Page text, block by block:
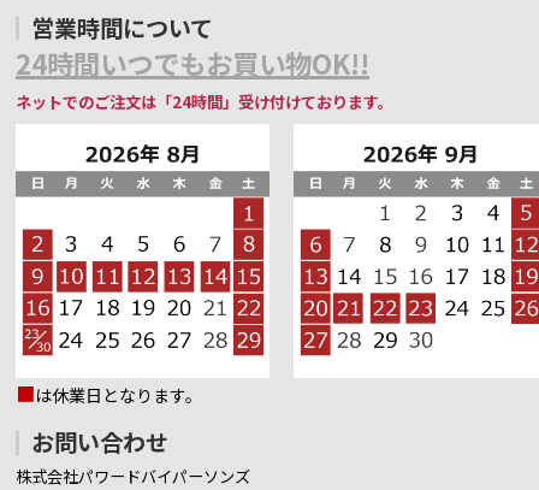
営業時間について
24時間いつでもお買い物OK!!
ネットでのご注文は「24時間」受け付けております。
■は休業日となります。
お問い合わせ
株式会社パワードバイパーソンズ